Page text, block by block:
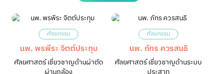
ศัลยกรรม
นพ. พรพีระ จิตต์ประทุม
ศัลยศาสตร์ เชี่ยวชาญด้านผ่าตัด
ผ่านกล้อง
ศัลยกรรม
นพ. ภัทร ควรสนธิ
ศัลยศาสตร์ เชี่ยวชาญด้านระบบ
ประสาท